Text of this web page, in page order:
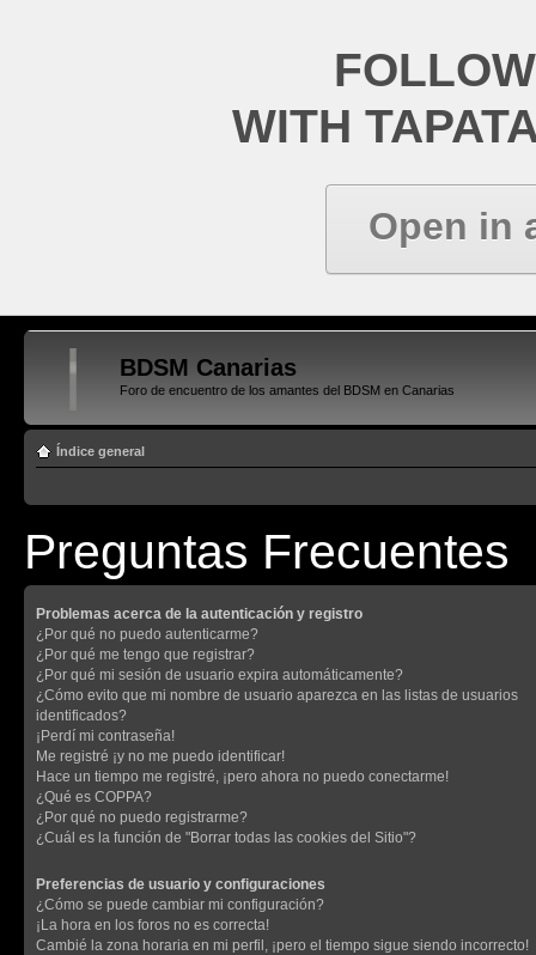
WITH
Open in
BDSM Canarias
Foro de encuentro de los amantes del BDSM en Canarias
Índice general
Preguntas Frecuentes
Problemas acerca de la autenticación y registro
¿Por qué no puedo autenticarme?
¿Por qué me tengo que registrar?
¿Por qué mi sesión de usuario expira automáticamente?
¿Cómo evito que mi nombre de usuario aparezca en las listas de usuarios
identificados?
¡Perdí mi contraseña!
Me registré ¡y no me puedo identificar!
Hace un tiempo me registré, ¡pero ahora no puedo conectarme!
¿Qué es COPPA?
¿Por qué no puedo registrarme?
¿Cuál es la función de "Borrar todas las cookies del Sitio"?
Preferencias de usuario y configuraciones
¿Cómo se puede cambiar mi configuración?
¡La hora en los foros no es correcta!
Cambié la zona horaria en mi perfil, ¡pero el tiempo sigue siendo incorrecto!